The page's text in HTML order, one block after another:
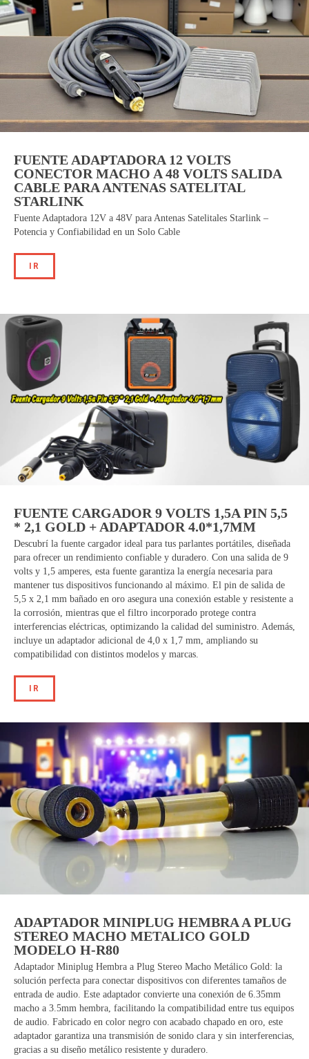
FUENTE ADAPTADORA 12 VOLTS
CONECTOR MACHO A 48 VOLTS SALIDA
CABLE PARA ANTENAS SATELITAL
STARLINK
Fuente Adaptadora 12V a 48V para Antenas Satelitales Starlink –
Potencia y Confiabilidad en un Solo Cable
IR
FUENTE CARGADOR 9 VOLTS 1,5A PIN 5,5
* 2,1 GOLD + ADAPTADOR 4.0*1,7MM
Descubrí la fuente cargador ideal para tus parlantes portátiles, diseñada
para ofrecer un rendimiento confiable y duradero. Con una salida de 9
volts y 1,5 amperes, esta fuente garantiza la energía necesaria para
mantener tus dispositivos funcionando al máximo. El pin de salida de
5,5 x 2,1 mm bañado en oro asegura una conexión estable y resistente a
la corrosión, mientras que el filtro incorporado protege contra
interferencias eléctricas, optimizando la calidad del suministro. Además,
incluye un adaptador adicional de 4,0 x 1,7 mm, ampliando su
compatibilidad con distintos modelos y marcas.
IR
ADAPTADOR MINIPLUG HEMBRA A PLUG
STEREO MACHO METALICO GOLD
MODELO H-R80
Adaptador Miniplug Hembra a Plug Stereo Macho Metálico Gold: la
solución perfecta para conectar dispositivos con diferentes tamaños de
entrada de audio. Este adaptador convierte una conexión de 6.35mm
macho a 3.5mm hembra, facilitando la compatibilidad entre tus equipos
de audio. Fabricado en color negro con acabado chapado en oro, este
adaptador garantiza una transmisión de sonido clara y sin interferencias,
gracias a su diseño metálico resistente y duradero.